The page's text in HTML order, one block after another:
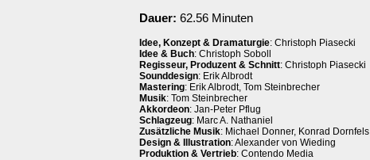
Dauer: 62.56 Minuten
Idee, Konzept & Dramaturgie: Christoph Piasecki
Idee & Buch: Christoph Soboll
Regisseur, Produzent & Schnitt: Christoph Piasecki
Sounddesign: Erik Albrodt
Mastering: Erik Albrodt, Tom Steinbrecher
Musik: Tom Steinbrecher
Akkordeon: Jan-Peter Pflug
Schlagzeug: Marc A. Nathaniel
Zusätzliche Musik: Michael Donner, Konrad Dornfels
Design & Illustration: Alexander von Wieding
Produktion & Vertrieb: Contendo Media